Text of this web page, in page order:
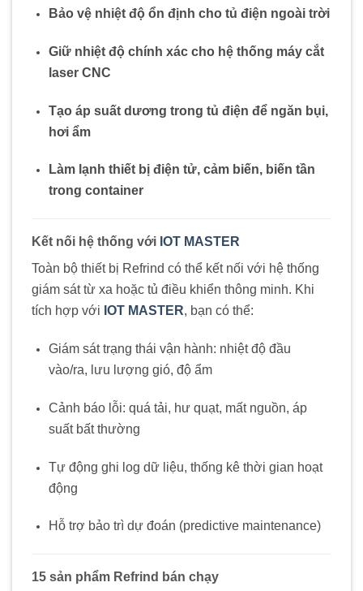
Bảo vệ nhiệt độ ổn định cho tủ điện ngoài trời
Giữ nhiệt độ chính xác cho hệ thống máy cắt
laser CNC
Tạo áp suất dương trong tủ điện để ngăn bụi,
hơi ẩm
Làm lạnh thiết bị điện tử, cảm biến, biến tần
trong container
Kết nối hệ thống với IOT MASTER
Toàn bộ thiết bị Refrind có thể kết nối với hệ thống
giám sát từ xa hoặc tủ điều khiển thông minh. Khi
tích hợp với IOT MASTER, bạn có thể:
Giám sát trạng thái vận hành: nhiệt độ đầu
vào/ra, lưu lượng gió, độ ẩm
Cảnh báo lỗi: quá tải, hư quạt, mất nguồn, áp
suất bất thường
Tự động ghi log dữ liệu, thống kê thời gian hoạt
động
Hỗ trợ bảo trì dự đoán (predictive maintenance)
15 sản phẩm Refrind bán chạy